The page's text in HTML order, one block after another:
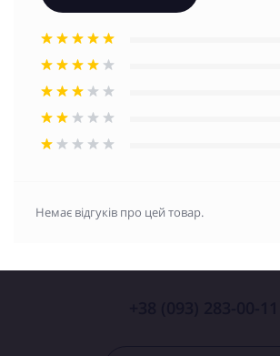
Немає відгуків про цей товар.